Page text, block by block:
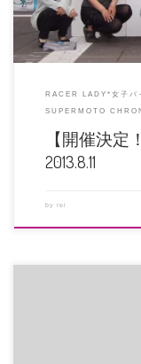
RACER LADY*女子バ
SUPERMOTO
【開催決定
2013.8.11
by rei